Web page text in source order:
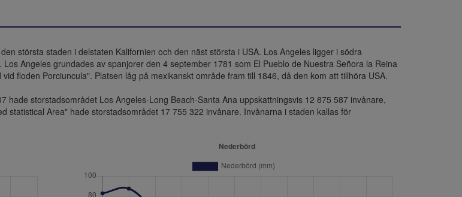
största staden i delstaten Kalifornien och den näst största i USA. Los Angeles ligger i södra
Angeles grundades av spanjorer den 4 september 1781 som El Pueblo de Nuestra Señora la Reina
floden Porciuncula". Platsen låg på mexikanskt område fram till 1846, då den kom att tillhöra USA.
hade storstadsområdet Los Angeles-Long Beach-Santa Ana uppskattningsvis 12 875 587 invånare,
statistical Area" hade storstadsområdet 17 755 322 invånare. Invånarna i staden kallas för